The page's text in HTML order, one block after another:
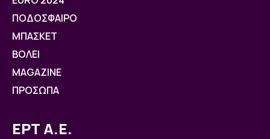
ΠΟΔΟΣΦΑΙΡΟ
ΜΠΑΣΚΕΤ
ΒOΛΕΙ
MAGAZINE
ΠΡΟΣΩΠΑ
ΕΡΤ Α.Ε.